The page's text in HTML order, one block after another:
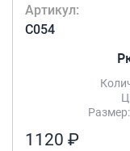
Артикул:
C054
1120 ₽